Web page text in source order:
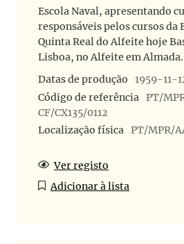
Escola Naval, apresentando
responsáveis pelos cursos da
Quinta Real do Alfeite hoje
Lisboa, no Alfeite em Almada.
Datas de produção
1959-11-
Código de referência PT/
CF/CX135/0112
Localização física PT/MPR/
Ver registo
Adicionar à lista